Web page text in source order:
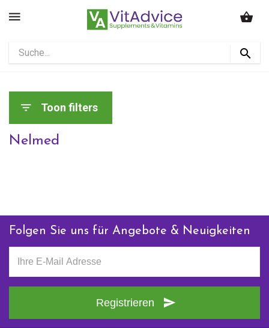
Toon filters
Nelmed
Folgen Sie uns für Angebote & Neuigkeiten
Registrieren